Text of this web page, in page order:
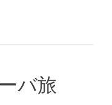
バ旅